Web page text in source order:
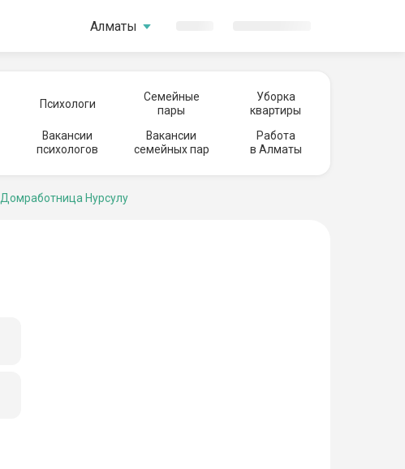
Алматы
Психологи
Семейные
пары
Уборка
квартиры
Вакансии
психологов
Вакансии
семейных пар
Работа
в Алматы
Домработница Нурсулу